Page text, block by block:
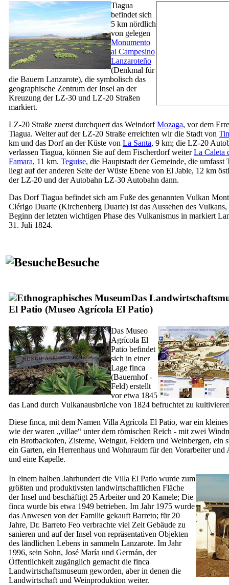
Tiagua
befindet sich
5 km nördlich
von gelegen
Monumento
al Campesino
Lanzaroteño
(Denkmal für
die Bauern Lanzarote), die symbolisch das
geographische Zentrum der Insel an der
Kreuzung der LZ-30 und LZ-20 Straßen
markiert.
LZ-20 Straße zuerst durchquert das WeindorfMozaga, vor dem
Tiagua. Weiter auf der LZ-20 Straße erreichten wir die Stadt von
km und das Dorf an der Küste von La Santa, 9 km; die LZ-20
verlassen Tiagua, können Sie auf dem Fischerdorf weiterLa Caleta
Famara, 11 km. Teguise, die Hauptstadt der Gemeinde, die umfasst
liegt auf der anderen Seite der Wüste Ebene von El Jable, 12 km
der LZ-20 und der Autobahn LZ-30 Autobahn dann.
Das DorfTiagua befindet sich am Fuße des genannten Vulkan
Clérigo Duarte (Kirchenberg Duarte) ist das Aussehen des
Beginn der letzten wichtigen Phase des Vulkanismus in markiert
31. Juli 1824.
Besuche
Das
El Patio (Museo Agrícola El Patio)
Das Museo
Agrícola El
Patio befindet
sich in einer
Lage finca
(Bauernhof -
Feld) erstellt
vor etwa 1845
das Land durch Vulkanausbrüche von 1824 befruchtet zu
Diese finca, mit dem Namen Villa Agrícola El Patio, war ein
wie der waren „villae“ unter dem römischen Reich - mit zwei
ein Brotbackofen, Zisterne, Weingut, Feldern und Weinbergen, ein
ein Garten, ein Herrenhaus und Wohnraum für den Vorarbeiter und
und eine Kapelle.
In einem halben Jahrhundert die Villa El Patio wurde zum
größten und produktivsten landwirtschaftlichen Fläche
der Insel und beschäftigt 25 Arbeiter und 20 Kamele; Die
finca wurde bis etwa 1949 betrieben. Im Jahr 1975 wurde
das Anwesen von der Familie gekauft Barreto; für 20
Jahre, Dr. Barreto Feo verbrachte viel Zeit Gebäude zu
sanieren und auf der Insel von repräsentativen Objekten
des ländlichen Lebens in sammeln Lanzarote. Im Jahr
1996, sein Sohn, José María und Germán, der
Öffentlichkeit zugänglich gemacht die finca
Landwirtschaftsmuseum geworden, aber in denen die
Landwirtschaft und Weinproduktion weiter.